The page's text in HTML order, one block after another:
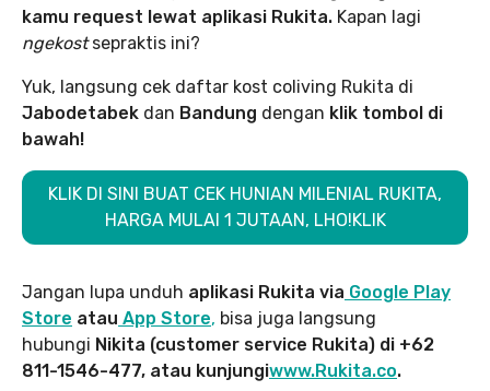
kamu request lewat aplikasi Rukita. Kapan lagi
ngekostsepraktis ini?
Yuk, langsung cek daftar kost coliving Rukita di
Jabodetabek dan Bandung dengan klik tombol di
bawah!
KLIK DI SINI BUAT CEK HUNIAN MILENIAL RUKITA,
HARGA MULAI 1 JUTAAN, LHO!KLIK
Jangan lupa unduh aplikasi Rukita via Google Play
Store atau App Store, bisa juga langsung
hubungi Nikita (customer service Rukita) di +62
811-1546-477, atau kunjungiwww.Rukita.co.